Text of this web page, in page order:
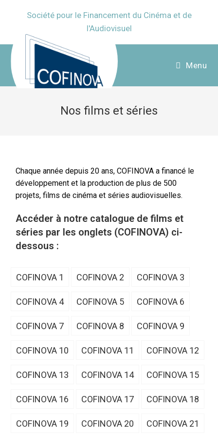
Société pour le Financement du Cinéma et de
l'Audiovisuel
Menu
Nos films et séries
Chaque année depuis 20 ans, COFINOVA a financé le
développement et la production de plus de 500
projets, films de cinéma et séries audiovisuelles.
Accéder à notre catalogue de films et
séries par les onglets (COFINOVA) ci-
dessous :
COFINOVA 1 COFINOVA 2 COFINOVA 3
COFINOVA 4 COFINOVA 5 COFINOVA 6
COFINOVA 7 COFINOVA 8 COFINOVA 9
COFINOVA 10 COFINOVA 11 COFINOVA 12
COFINOVA 13 COFINOVA 14 COFINOVA 15
COFINOVA 16 COFINOVA 17 COFINOVA 18
COFINOVA 19 COFINOVA 20 COFINOVA 21